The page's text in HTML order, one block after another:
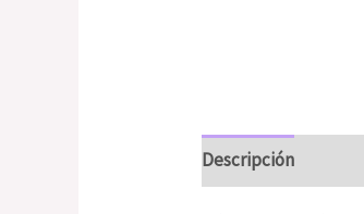
Descripción